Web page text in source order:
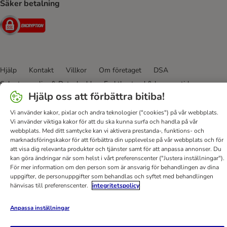
Säker betalning
Security
Hjälp Kontakt Villkor Om företaget
DSA
Sekretesspolicy & Dataskydd
Fraktkostnad & leveranstid
Betalningssätt
Ångerblankett Tillgänglighetspolicy
bitiba GmbH2026
Hjälp oss att förbättra bitiba!
Vi använder kakor, pixlar och andra teknologier ("cookies") på vår webbplats.
Vi använder viktiga kakor för att du ska kunna surfa och handla på vår
webbplats. Med ditt samtycke kan vi aktivera prestanda-, funktions- och
marknadsföringskakor för att förbättra din upplevelse på vår webbplats och för
att visa dig relevanta produkter och tjänster samt för att anpassa annonser. Du
kan göra ändringar när som helst i vårt preferenscenter ("Justera inställningar").
För mer information om den person som är ansvarig för behandlingen av dina
uppgifter, de personuppgifter som behandlas och syftet med behandlingen
hänvisas till preferenscenter. integritetspolicy
Anpassa inställningar